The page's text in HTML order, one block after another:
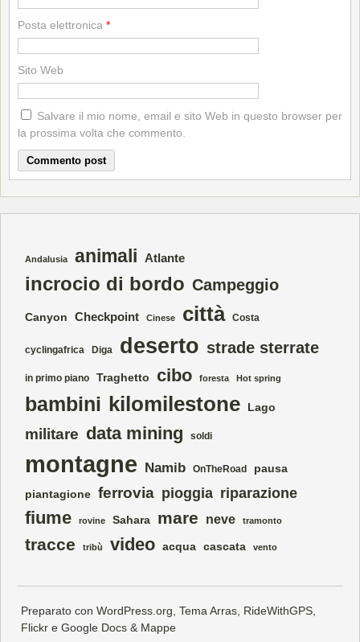
Posta elettronica *
Sito Web
Salvare il mio nome, email e sito Web in questo browser per
la prossima volta che commento.
Andalusia animali Atlante
incrocio di bordo Campeggio
Canyon Checkpoint Cinese città Costa
cyclingafrica Diga deserto strade sterrate
in primo piano Traghetto cibo foresta Hot spring
bambini kilomilestone Lago
militare data mining soldi
montagne Namib OnTheRoad pausa
piantagione ferrovia pioggia riparazione
fiume rovine Sahara mare neve tramonto
tracce tribù video acqua cascata vento
Preparato con WordPress.org Tema Arras RideWithGPS
Flickr e Google Docs & Mappe